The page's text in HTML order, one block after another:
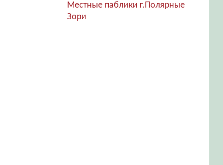
Местные паблики г.Полярные
Зори